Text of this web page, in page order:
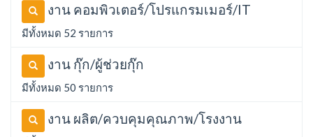
งาน คอมพิวเตอร์/โปรแกรมเมอร์/IT
มีทั้งหมด 52 รายการ
งาน กุ๊ก/ผู้ช่วยกุ๊ก
มีทั้งหมด 50 รายการ
งาน ผลิต/ควบคุมคุณภาพ/โรงงาน